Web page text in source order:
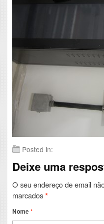
Posted in:
Deixe uma
O seu endereço de email
marcados*
Nome*